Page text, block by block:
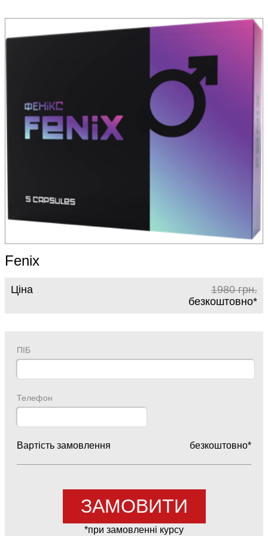
Fenix
Ціна 1980 грн.
безкоштовно*
ПІБ
Телефон
Вартість замовлення безкоштовно*
*при замовленні курсу